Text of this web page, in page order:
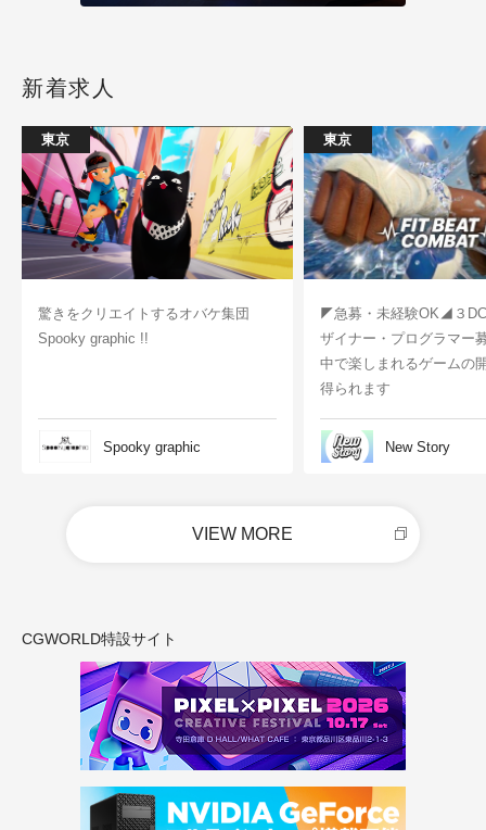
新着求人
東京
驚きをクリエイトするオバケ集団
Spooky graphic !!
Spooky graphic
東京
◤急募・未経験OK◢３
ザイナー・プログラマー
中で楽しまれるゲームの
得られます
New Story
VIEW MORE
CGWORLD特設サイト